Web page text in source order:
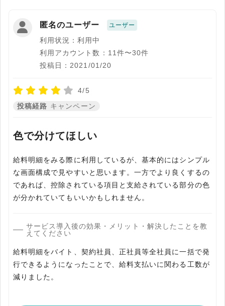
匿名のユーザー ユーザー
利用状況：利用中
利用アカウント数：11件〜30件
投稿日：2021/01/20
4/5
投稿経路 キャンペーン
色で分けてほしい
給料明細をみる際に利用しているが、基本的にはシンプル
な画面構成で見やすいと思います。一方でより良くするの
であれば、控除されている項目と支給されている部分の色
が分かれていてもいいかもしれません。
サービス導入後の効果・メリット・解決したことを教
えてください
給料明細をバイト、契約社員、正社員等全社員に一括で発
行できるようになったことで、給料支払いに関わる工数が
減りました。